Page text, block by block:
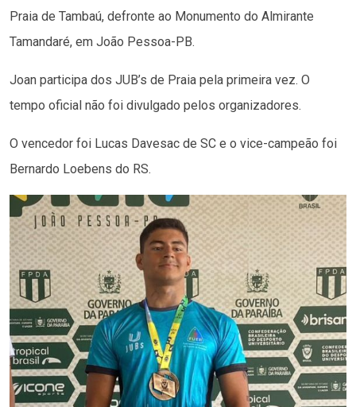
Praia de Tambaú, defronte ao Monumento do Almirante
Tamandaré, em João Pessoa-PB.
Joan participa dos JUB’s de Praia pela primeira vez. O
tempo oficial não foi divulgado pelos organizadores.
O vencedor foi Lucas Davesac de SC e o vice-campeão foi
Bernardo Loebens do RS.